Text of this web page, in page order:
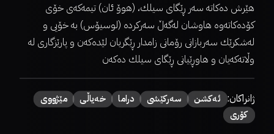
هێرش دەكاتە سەر ڕێگای سیلك، (هوۆ ئان) تیمەكەی خۆی
كۆدەكاتەوە هاوشان لەگەڵ سەركردە (لوسیۆس) بە خۆیی و
لەشكرێك سەربازانی رۆمانی زامدار ڕێگریان لێدەكەن و پارێزگاری لە
وڵاتەكەیان و هاوڕێیانی ڕێگای سیلك دەكەن
ژانراکان: ئەكشن سەركێشی دراما خەیاڵی
مێژووی
کۆری